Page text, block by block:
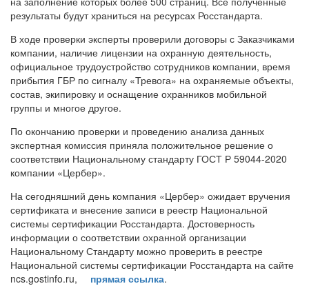
результаты будут храниться на ресурсах Росстандарта.
В ходе проверки эксперты проверили договоры с Заказчиками
компании, наличие лицензии на охранную деятельность,
официальное трудоустройство сотрудников компании, время
прибытия ГБР по сигналу «Тревога» на охраняемые объекты,
состав, экипировку и оснащение охранников мобильной
группы и многое другое.
По окончанию проверки и проведению анализа данных
экспертная комиссия приняла положительное решение о
соответствии Национальному стандарту ГОСТ Р 59044-2020
компании «Цербер».
На сегодняшний день компания «Цербер» ожидает вручения
сертификата и внесение записи в реестр Национальной
системы сертификации Росстандарта. Достоверность
информации о соответствии охранной организации
Национальному Стандарту можно проверить в реестре
Национальной системы сертификации Росстандарта на сайте
ncs.gostinfo.ru,
прямая ссылка.